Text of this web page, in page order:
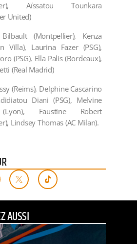
Aïssatou Tounkara
United)
(Montpellier), Kenza
Villa), Laurina Fazer (PSG),
(PSG), Ella Palis (Bordeaux),
(Real Madrid)
(Reims), Delphine Cascarino
Diani (PSG), Melvine
Faustine Robert
Lindsey Thomas (AC Milan).
AUSSI